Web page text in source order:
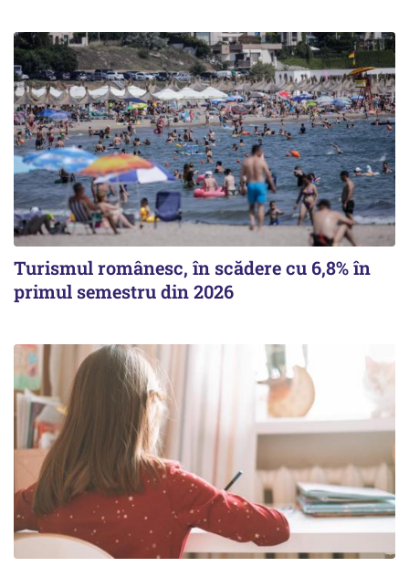
Turismul românesc, în scădere cu 6,8% în
primul semestru din 2026